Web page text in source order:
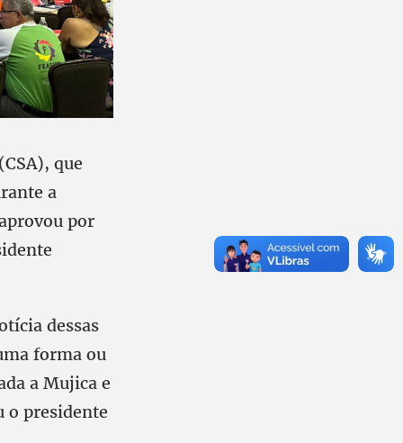
que
a
por
dessas
forma ou
a Mujica e
o presidente